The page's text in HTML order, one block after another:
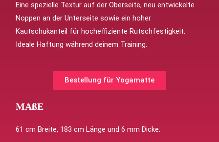
Eine spezielle Textur auf der Oberseite, neu entwickelte
Noppen an der Unterseite sowie ein hoher
Kautschukanteil für hocheffiziente Rutschfestigkeit.
Ideale Haftung während deinem Training.
Bestellung für Yogamatte
MAßE
61 cm Breite, 183 cm Länge und 6 mm Dicke.